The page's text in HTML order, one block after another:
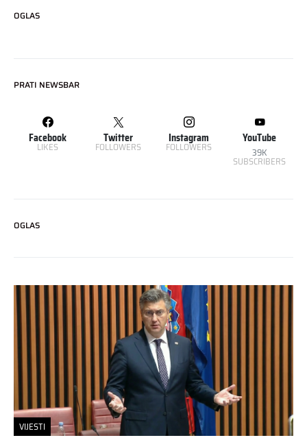
OGLAS
PRATI NEWSBAR
Facebook
LIKES
Twitter
FOLLOWERS
Instagram
FOLLOWERS
YouTube
39K
SUBSCRIBERS
OGLAS
VIJESTI